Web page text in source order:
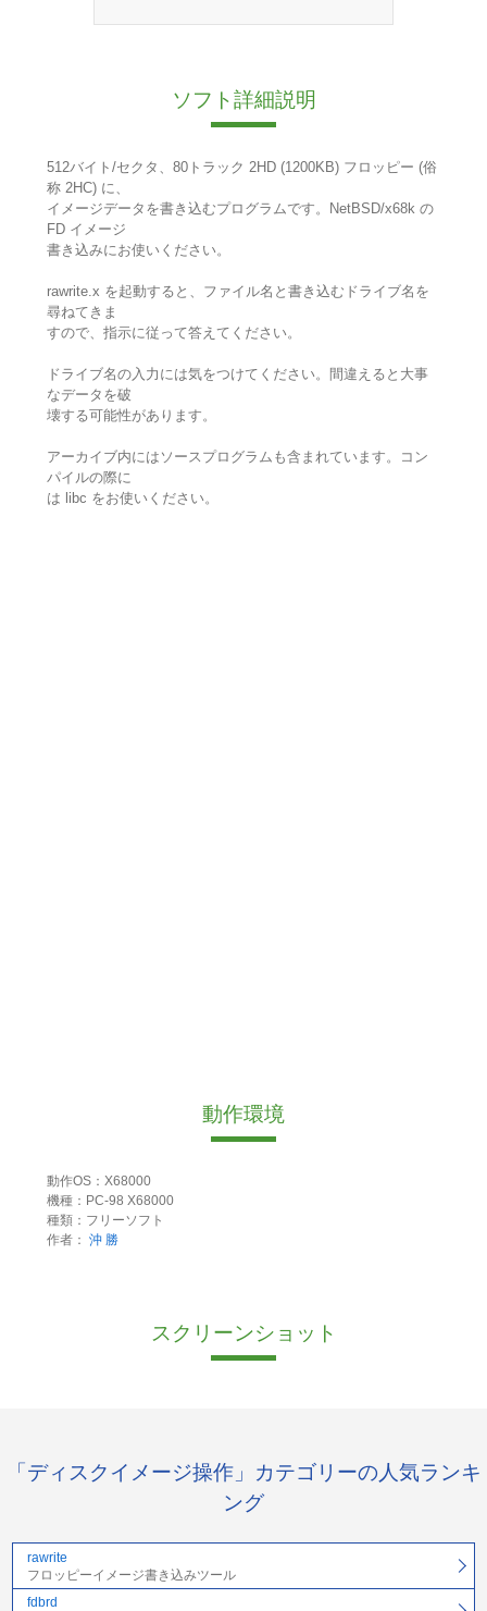
ソフト詳細説明
512バイト/セクタ、80トラック 2HD (1200KB) フロッピー (俗
称 2HC) に、
イメージデータを書き込むプログラムです。NetBSD/x68k の
FD イメージ
書き込みにお使いください。
rawrite.x を起動すると、ファイル名と書き込むドライブ名を
尋ねてきま
すので、指示に従って答えてください。
ドライブ名の入力には気をつけてください。間違えると大事
なデータを破
壊する可能性があります。
アーカイブ内にはソースプログラムも含まれています。コン
パイルの際に
は libc をお使いください。
動作環境
動作OS：X68000
機種：PC-98 X68000
種類：フリーソフト
作者： 沖 勝
スクリーンショット
「ディスクイメージ操作」カテゴリーの人気ランキ
ング
rawrite
フロッピーイメージ書き込みツール
fdbrd